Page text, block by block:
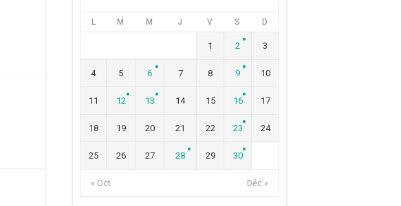
L M M J V S D
« Oct Déc »
1 2 3
4 5 6 7 8 9 10
11 12 13 14 15 16 17
18 19 20 21 22 23 24
25 26 27 28 29 30